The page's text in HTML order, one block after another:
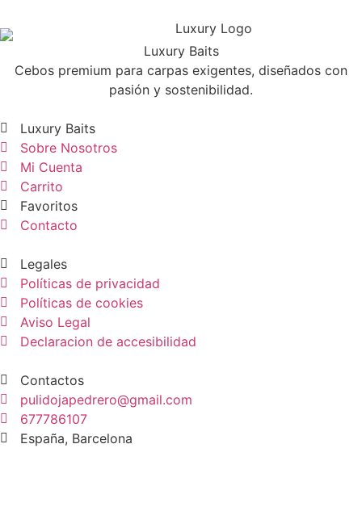
Luxury Baits
Cebos premium para carpas exigentes, diseñados con
pasión y sostenibilidad.
Luxury Baits
Sobre Nosotros
Mi Cuenta
Carrito
Favoritos
Contacto
Legales
Políticas de privacidad
Políticas de cookies
Aviso Legal
Declaracion de accesibilidad
Contactos
pulidojapedrero@gmail.com
677786107
España, Barcelona